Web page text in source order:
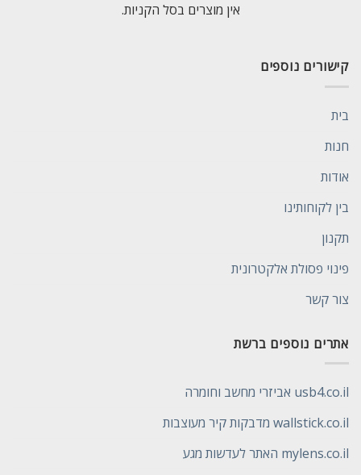
אין מוצרים בסל הקניות.
קישורים נוספים
בית
חנות
אודות
בין לקוחותינו
תקנון
פינוי פסולת אלקטרונית
צור קשר
אתרים נוספים ברשת
usb4.co.il אביזרי מחשב וחומרה
wallstick.co.il מדבקות קיר מעוצבות
mylens.co.il האתר לעדשות מגע